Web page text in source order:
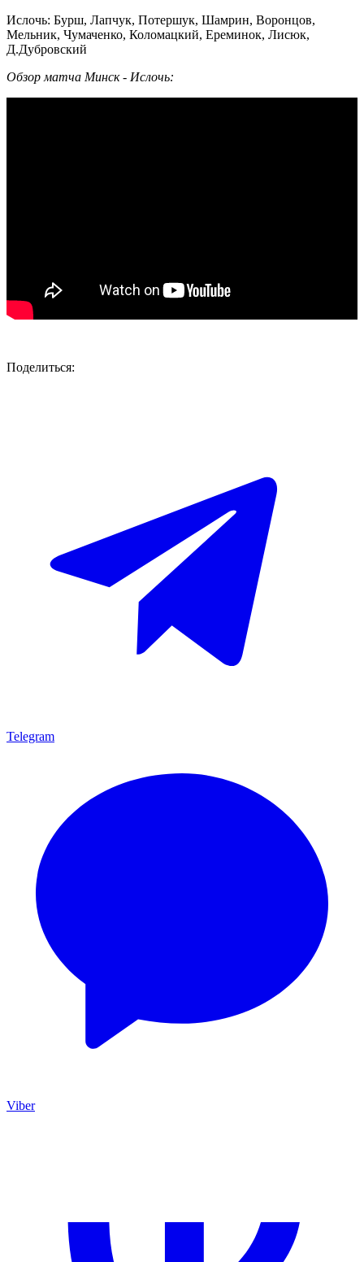
Ислочь: Бурш, Лапчук, Потершук, Шамрин, Воронцов,
Мельник, Чумаченко, Коломацкий, Ереминок, Лисюк,
Д.Дубровский
Обзор матча Минск - Ислочь:
Поделиться:
Telegram
Viber